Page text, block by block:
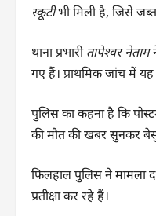
स्कूटीभी मिली है, जिसे
थाना प्रभारीतापेश्वर नेताम
गए हैं। प्राथमिक जांच में
पुलिस का कहना है कि
की मौत की खबर सुनकर
फिलहाल पुलिस ने मामला
प्रतीक्षा कर रहे हैं।